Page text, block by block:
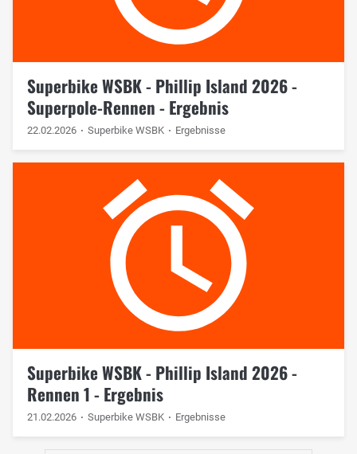
Superbike WSBK - Phillip Island 2026 -
Superpole-Rennen - Ergebnis
22.02.2026 Superbike WSBK Ergebnisse
Superbike WSBK - Phillip Island 2026 -
Rennen 1 - Ergebnis
21.02.2026 Superbike WSBK Ergebnisse